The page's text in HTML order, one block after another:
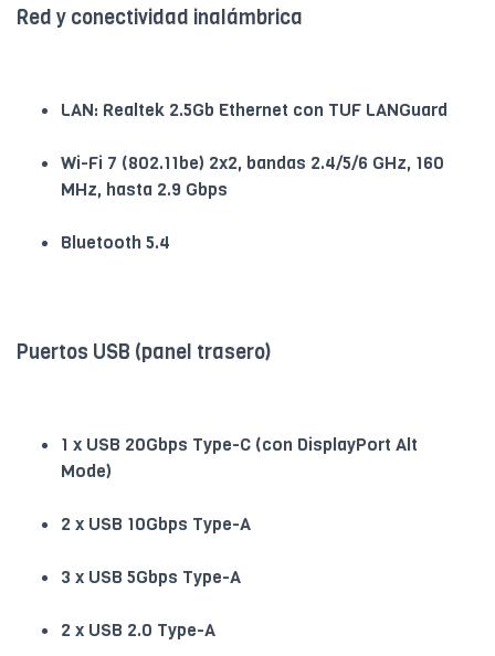
Red y conectividad inalámbrica
LAN: Realtek 2.5Gb Ethernet con TUF LANGuard
Wi-Fi 7 (802.11be) 2x2, bandas 2.4/5/6 GHz, 160
MHz, hasta 2.9 Gbps
Bluetooth 5.4
Puertos USB (panel trasero)
1 x USB 20Gbps Type-C (con DisplayPort Alt
Mode)
2 x USB 10Gbps Type-A
3 x USB 5Gbps Type-A
2 x USB 2.0 Type-A